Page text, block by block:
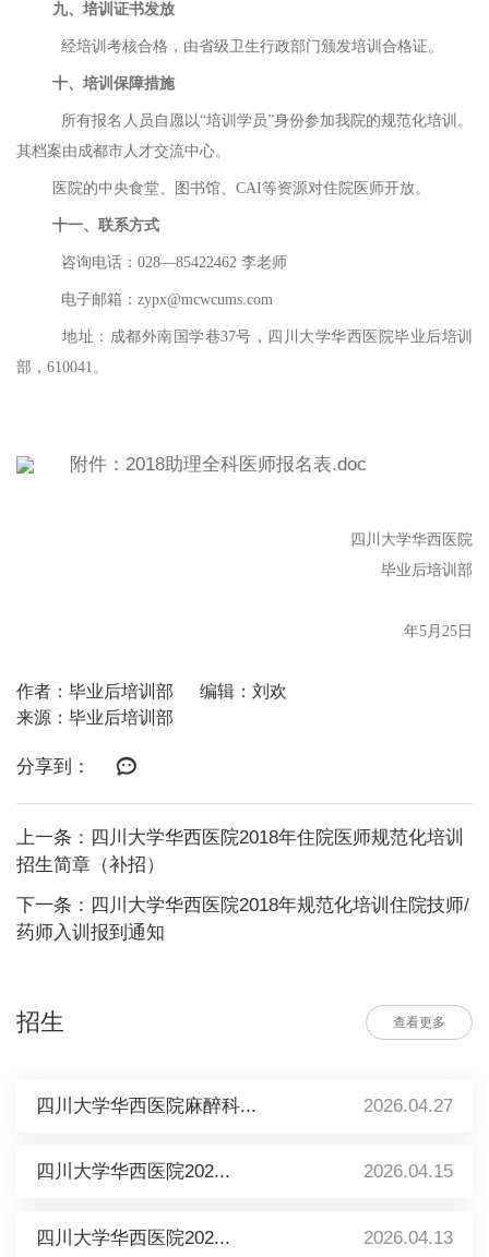
九、培训证书发放
经培训考核合格，由省级卫生行政部门颁发培训合格证。
十、培训保障措施
所有报名人员自愿以“培训学员”身份参加我院的规范化培训。
其档案由成都市人才交流中心。
医院的中央食堂、图书馆、CAI等资源对住院医师开放。
十一、联系方式
咨询电话：028—85422462 李老师
电子邮箱：zypx@mcwcums.com
地址：成都外南国学巷37号，四川大学华西医院毕业后培训
部，610041。
附件：2018助理全科医师报名表.doc
四川大学华西医院
毕业后培训部
年5月25 日
作者：毕业后培训部
编辑：刘欢
来源：毕业后培训部
分享到：
上一条：四川大学华西医院2018年住院医师规范化培训
招生简章（补招）
下一条：四川大学华西医院2018年规范化培训住院技师/
药师入训报到通知
招生 查看更多
四川大学华西医院麻醉科... 2026.04.27
四川大学华西医院202... 2026.04.15
四川大学华西医院202... 2026.04.13